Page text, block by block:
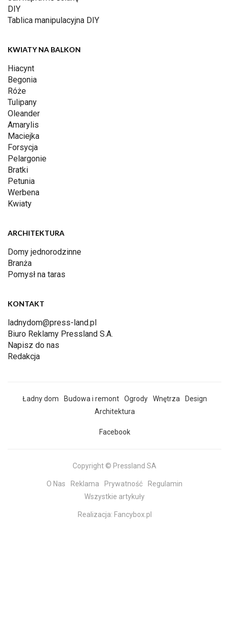
DIY
Tablica manipulacyjna DIY
KWIATY NA BALKON
Hiacynt
Begonia
Róże
Tulipany
Oleander
Amarylis
Maciejka
Forsycja
Pelargonie
Bratki
Petunia
Werbena
Kwiaty
ARCHITEKTURA
Domy jednorodzinne
Branża
Pomysł na taras
KONTAKT
ladnydom@press-land.pl
Biuro Reklamy Pressland S.A.
Napisz do nas
Redakcja
Ładny dom Budowa i remont Ogrody Wnętrza
Design
Architektura
Facebook
Copyright © Pressland SA
O Nas Reklama Prywatność
Regulamin
Wszystkie artykuły
Realizacja: Fancybox.pl